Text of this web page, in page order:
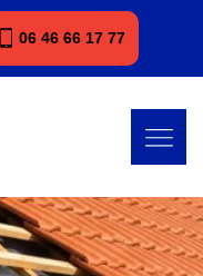
06 46 66 17 77